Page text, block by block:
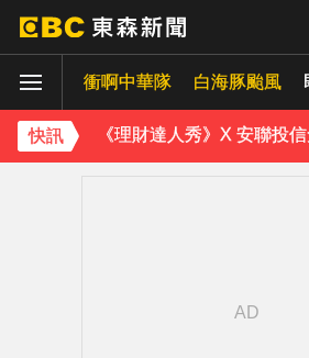
衝啊中華隊 白海豚颱風
快訊
下載東森App，隨時掌握
下載東森App，隨時掌握